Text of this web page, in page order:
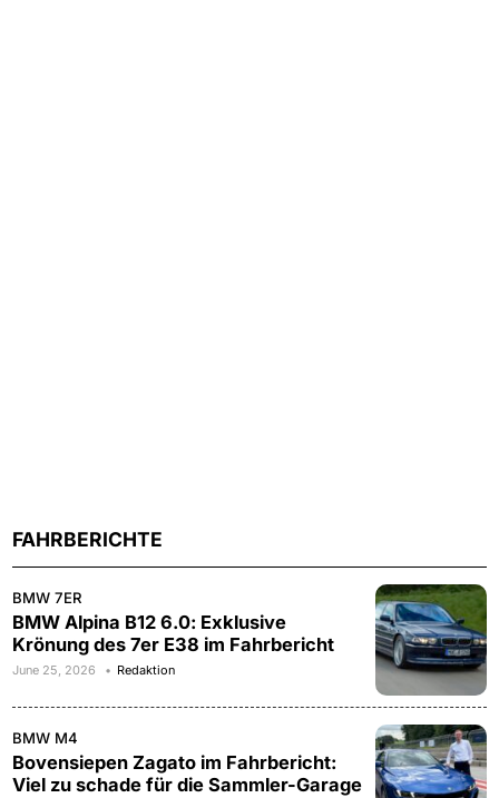
FAHRBERICHTE
BMW 7ER
BMW Alpina B12 6.0: Exklusive
Krönung des 7er E38 im Fahrbericht
June 25, 2026 Redaktion
BMW M4
Bovensiepen Zagato im Fahrbericht:
Viel zu schade für die Sammler-Garage